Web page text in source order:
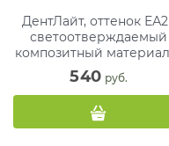
ДентЛайт, оттенок
светоотверждаемый
композитный материал (1
х 4,5 г)
540 руб.